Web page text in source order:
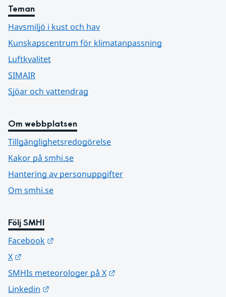
Teman
Havsmiljö i kust och hav
Kunskapscentrum för klimatanpassning
Luftkvalitet
SIMAIR
Sjöar och vattendrag
Om webbplatsen
Tillgänglighetsredogörelse
Kakor på smhi.se
Hantering av personuppgifter
Om smhi.se
Följ SMHI
Facebook
X
SMHIs meteorologer på X
Linkedin